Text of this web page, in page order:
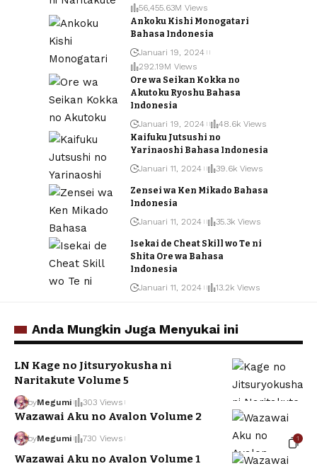
56,455.63M Views
Ankoku Kishi Monogatari
Bahasa Indonesia
Januari 19, 2024
292.19M Views
Ore wa Seikan Kokka no
Akutoku Ryoshu Bahasa
Indonesia
Januari 19, 2024
48.6k Views
Kaifuku Jutsushi no
Yarinaoshi Bahasa Indonesia
Januari 11, 2024
39.6k Views
Zensei wa Ken Mikado Bahasa
Indonesia
Januari 11, 2024
35.3k Views
Isekai de Cheat Skill wo Te ni
Shita Ore wa Bahasa
Indonesia
Januari 11, 2024
13.2k Views
Anda Mungkin Juga Menyukai ini
LN Kage no Jitsuryokusha ni
Naritakute Volume 5
byMegumi 303 Views
1
Wazawai Aku no Avalon Volume 2
byMegumi 730 Views
Wazawai Aku no Avalon Volume 1